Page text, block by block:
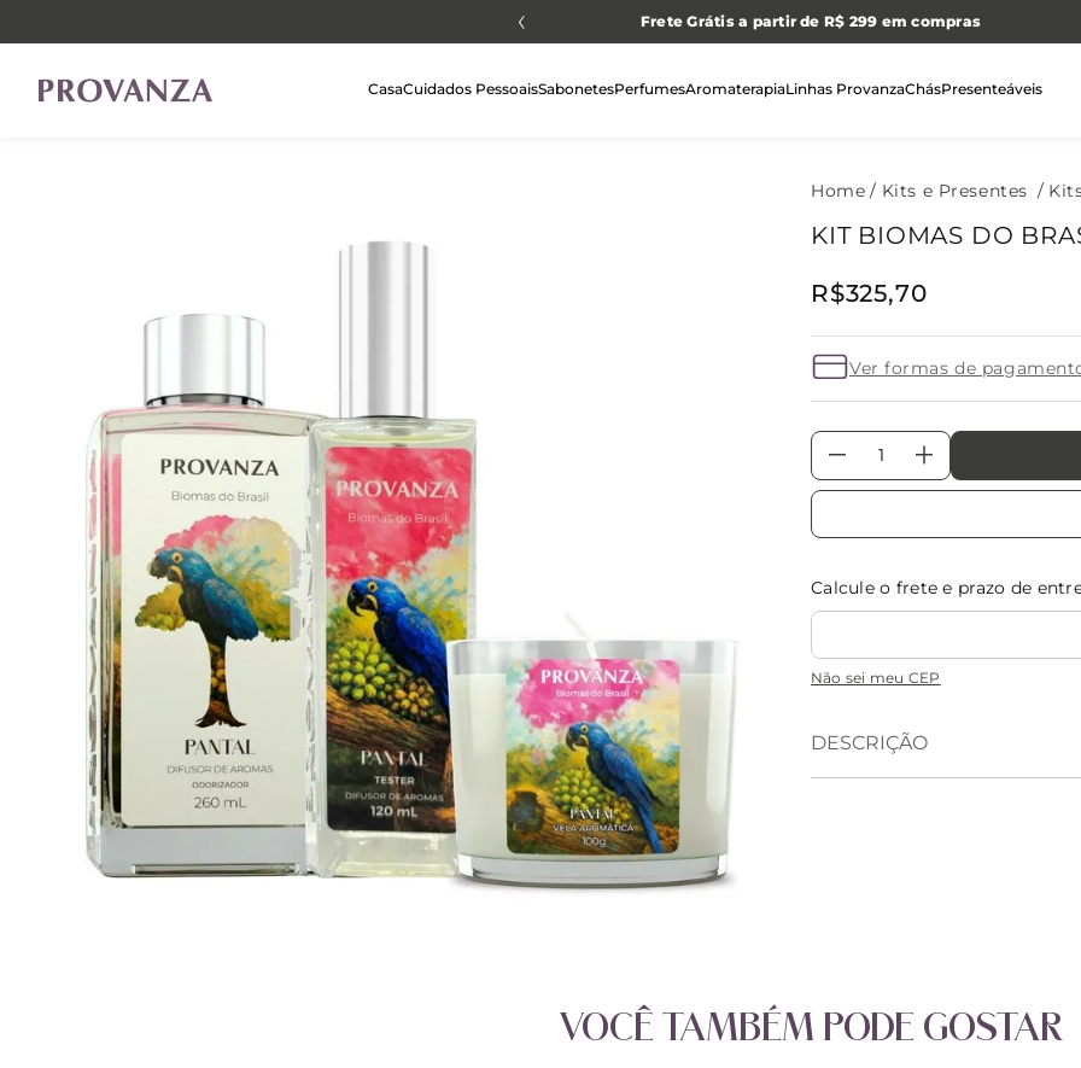
Aproveite 5% de desconto extra para pagamentos via PIX Frete Grátis a partir de R$ 299 em compras
CasaCuidados PessoaisSabonetesPerfumesAromaterapiaLinhas ProvanzaChásPresenteáveis
Kits e Presentes
KIT BIOMAS DO
R$325,70
Ver formas de
＋
－
Calcule o frete e prazo de
Não sei meu CEP
DESCRIÇÃO
VOCÊ TAMBÉM PODE GOSTAR